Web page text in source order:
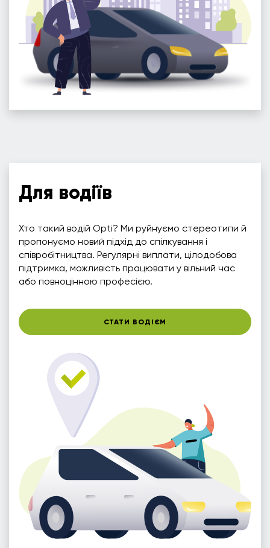
Для водіїв
Хто такий водій Opti? Ми руйнуємо стереотипи й
пропонуємо новий підхід до спілкування і
співробітництва. Регулярні виплати, цілодобова
підтримка, можливість працювати у вільний час
або повноцінною професією.
СТАТИ ВОДІЄМ